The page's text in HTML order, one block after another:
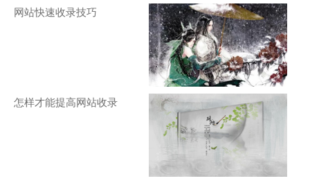
网站快速收录技巧
怎样才能提高网站收录